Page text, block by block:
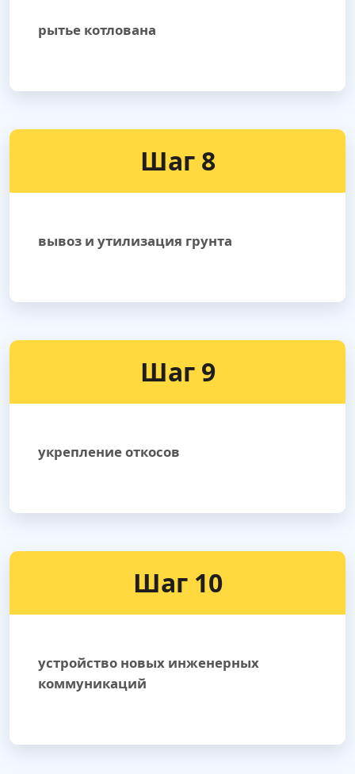
рытье котлована
Шаг 8
вывоз и утилизация грунта
Шаг 9
укрепление откосов
Шаг 10
устройство новых инженерных
коммуникаций